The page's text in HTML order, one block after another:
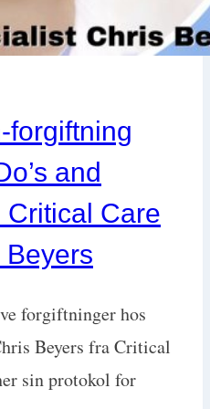
forgiftning
and
Critical Care
Beyers
forgiftninger hos
Beyers fra Critical
sin protokol for